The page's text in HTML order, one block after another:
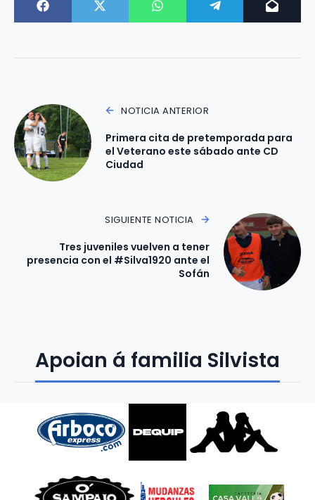
NOTICIA ANTERIOR
Primera cita de pretemporada para
el Veterano este sábado ante CD
Ciudad
SIGUIENTE NOTICIA
Tres juveniles vuelven a tener
presencia con el #Silva1920 ante el
Sofán
Apoian á familia Silvista